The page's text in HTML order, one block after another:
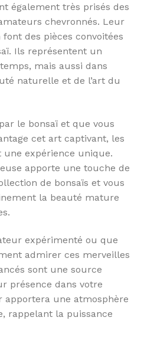
également très prisés des
chevronnés. Leur
des pièces convoitées
Ils représentent un
mais aussi dans
naturelle et de l’art du
le bonsaï et que vous
cet art captivant, les
une expérience unique.
apporte une touche de
de bonsaïs et vous
la beauté mature
expérimenté ou que
admirer ces merveilles
sont une source
présence dans votre
une atmosphère
rappelant la puissance